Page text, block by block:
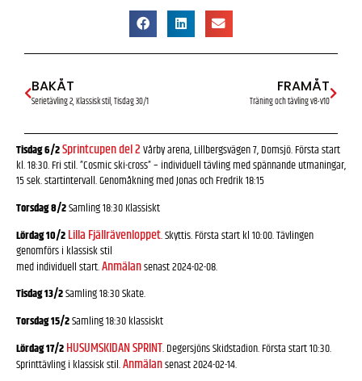
BAKÅT
Serietävling 2, Klassisk stil, Tisdag 30/1
FRAMÅT
Träning och tävling v8-v10
Tisdag 6/2Sprintcupen del 2Vårby arena, Lillbergsvägen 7, Domsjö. Första start
kl. 18:30. Fri stil. ”Cosmic ski-cross” – individuell tävling med spännande utmaningar,
15 sek. startintervall. Genomåkning med Jonas och Fredrik 18:15
Torsdag 8/2Samling 18:30 Klassiskt
Lördag 10/2Lilla Fjällrävenloppet. Skyttis. Första start kl 10:00. Tävlingen
genomförs i klassisk stil
med individuell start.Anmälansenast 2024-02-08.
Tisdag 13/2Samling 18:30 Skate.
Torsdag 15/2Samling 18:30 klassiskt
Lördag 17/2HUSUMSKIDAN SPRINT. Degersjöns Skidstadion. Första start 10:30.
Sprinttävling i klassisk stil.Anmälansenast 2024-02-14.